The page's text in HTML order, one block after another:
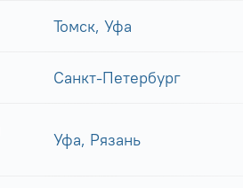
Томск, Уфа
Санкт-Петербург
Уфа, Рязань